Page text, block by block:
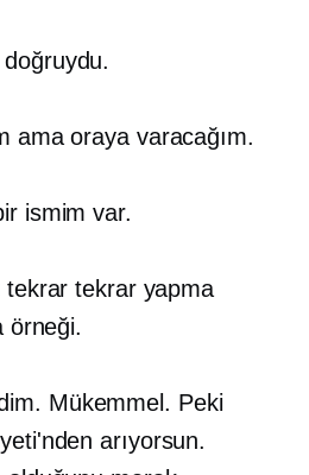
ama oraya varacağım.
ismim var.
tekrar tekrar yapma
örneği.
Mükemmel. Peki
arıyorsun.